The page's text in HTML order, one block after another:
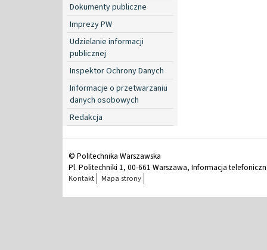
Dokumenty publiczne
Imprezy PW
Udzielanie informacji
publicznej
Inspektor Ochrony Danych
Informacje o przetwarzaniu
danych osobowych
Redakcja
© Politechnika Warszawska
Pl. Politechniki 1, 00-661 Warszawa, Informacja
Kontakt Mapa strony